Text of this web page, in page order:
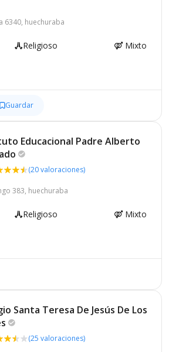
6340, huechuraba
Religioso Mixto
Guardar
Educacional Padre Alberto
(20 valoraciones)
383, huechuraba
Religioso Mixto
Santa Teresa De Jesús De Los
(25 valoraciones)